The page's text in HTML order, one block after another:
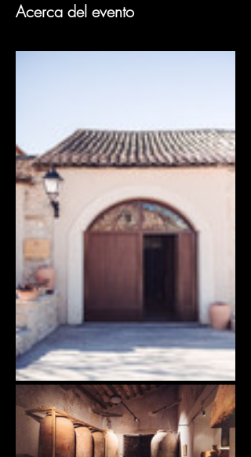
Acerca del evento